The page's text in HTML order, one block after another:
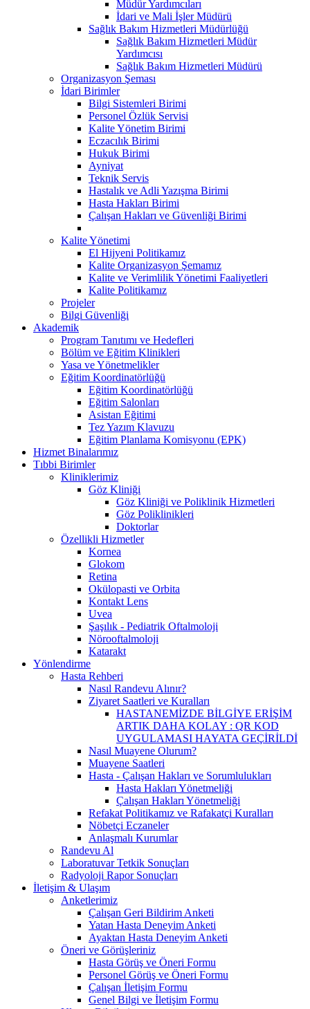
Müdür Yardımcıları
İdari ve Mali İşler Müdürü
Sağlık Bakım Hizmetleri Müdürlüğü
Sağlık Bakım Hizmetleri Müdür
Yardımcısı
Sağlık Bakım Hizmetleri Müdürü
Organizasyon Şeması
İdari Birimler
Bilgi Sistemleri Birimi
Personel Özlük Servisi
Kalite Yönetim Birimi
Eczacılık Birimi
Hukuk Birimi
Ayniyat
Teknik Servis
Hastalık ve Adli Yazışma Birimi
Hasta Hakları Birimi
Çalışan Hakları ve Güvenliği Birimi
Kalite Yönetimi
El Hijyeni Politikamız
Kalite Organizasyon Şemamız
Kalite ve Verimlilik Yönetimi Faaliyetleri
Kalite Politikamız
Projeler
Bilgi Güvenliği
Akademik
Program Tanıtımı ve Hedefleri
Bölüm ve Eğitim Klinikleri
Yasa ve Yönetmelikler
Eğitim Koordinatörlüğü
Eğitim Koordinatörlüğü
Eğitim Salonları
Asistan Eğitimi
Tez Yazım Klavuzu
Eğitim Planlama Komisyonu (EPK)
Hizmet Binalarımız
Tıbbi Birimler
Kliniklerimiz
Göz Kliniği
Göz Kliniği ve Poliklinik Hizmetleri
Göz Poliklinikleri
Doktorlar
Özellikli Hizmetler
Kornea
Glokom
Retina
Okülopasti ve Orbita
Kontakt Lens
Uvea
Şaşılık - Pediatrik Oftalmoloji
Nörooftalmoloji
Katarakt
Yönlendirme
Hasta Rehberi
Nasıl Randevu Alınır?
Ziyaret Saatleri ve Kuralları
HASTANEMİZDE BİLGİYE ERİŞİM
ARTIK DAHA KOLAY : QR KOD
UYGULAMASI HAYATA GEÇİRİLDİ
Nasıl Muayene Olurum?
Muayene Saatleri
Hasta - Çalışan Hakları ve Sorumlulukları
Hasta Hakları Yönetmeliği
Çalışan Hakları Yönetmeliği
Refakat Politikamız ve Rafakatçi Kuralları
Nöbetçi Eczaneler
Anlaşmalı Kurumlar
Randevu Al
Laboratuvar Tetkik Sonuçları
Radyoloji Rapor Sonuçları
İletişim & Ulaşım
Anketlerimiz
Çalışan Geri Bildirim Anketi
Yatan Hasta Deneyim Anketi
Ayaktan Hasta Deneyim Anketi
Öneri ve Görüşleriniz
Hasta Görüş ve Öneri Formu
Personel Görüş ve Öneri Formu
Çalışan İletişim Formu
Genel Bilgi ve İletişim Formu